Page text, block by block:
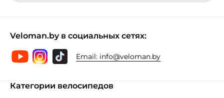
Veloman.by в социальных сетях:
Email: info@veloman.by
Категории велосипедов